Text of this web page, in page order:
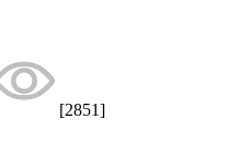
[2851]